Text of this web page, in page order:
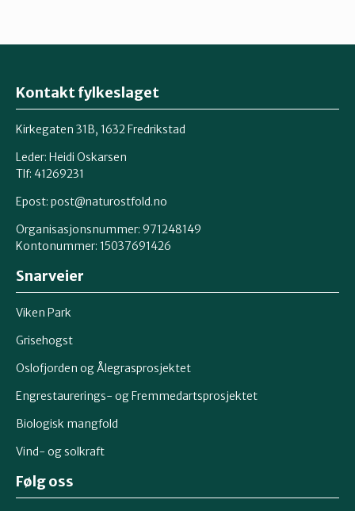
Kontakt fylkeslaget
Kirkegaten 31B, 1632 Fredrikstad
Leder: Heidi Oskarsen
Tlf: 41269231
Epost: post@naturostfold.no
Organisasjonsnummer: 971248149
Kontonummer: 15037691426
Snarveier
Viken Park
Grisehogst
Oslofjorden og Ålegrasprosjektet
Engrestaurerings- og Fremmedartsprosjektet
Biologisk mangfold
Vind- og solkraft
Følg oss